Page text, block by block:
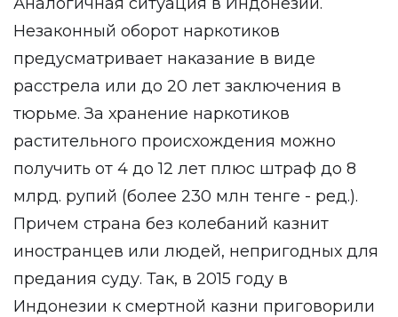
Незаконный оборот наркотиков
предусматривает наказание в виде
расстрела или до 20 лет заключения в
тюрьме. За хранение наркотиков
растительного происхождения можно
получить от 4 до 12 лет плюс штраф до 8
млрд. рупий (более 230 млн тенге - ред.).
Причем страна без колебаний казнит
иностранцев или людей, непригодных для
предания суду. Так, в 2015 году в
Индонезии к смертной казни приговорили